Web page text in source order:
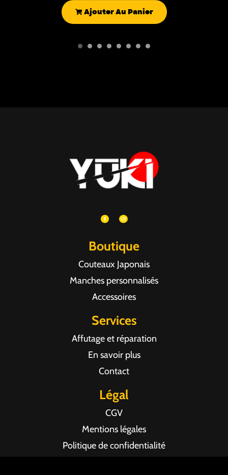
Ajouter Au Panier
Boutique
Couteaux Japonais
Manches personnalisés
Accessoires
Services
Affutage et réparation
En savoir plus
Contact
Légal
CGV
Mentions légales
Politique de confidentialité